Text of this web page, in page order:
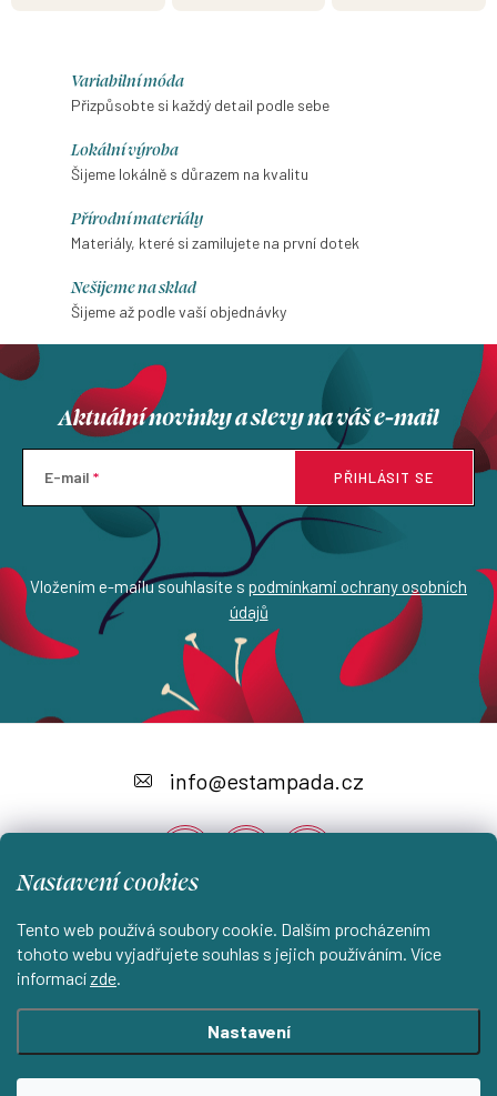
Nastavení cookies
Tento web používá soubory cookie. Dalším procházením
tohoto webu vyjadřujete souhlas s jejich používáním. Více
informací zde.
Nastavení
Variabilní móda
Přizpůsobte si každý detail podle sebe
Lokální výroba
Šijeme lokálně s důrazem na kvalitu
Přírodní materiály
Materiály, které si zamilujete na první dotek
Nešijeme na sklad
Šijeme až podle vaší objednávky
Aktuální novinky a slevy na váš e-mail
E-mail
Vložením e-mailu souhlasíte s podmínkami ochrany osobních
údajů
PŘIHLÁSIT SE
p
a
Instagram
info@estampada.cz
Shoptet.cz KantorStudio.cz